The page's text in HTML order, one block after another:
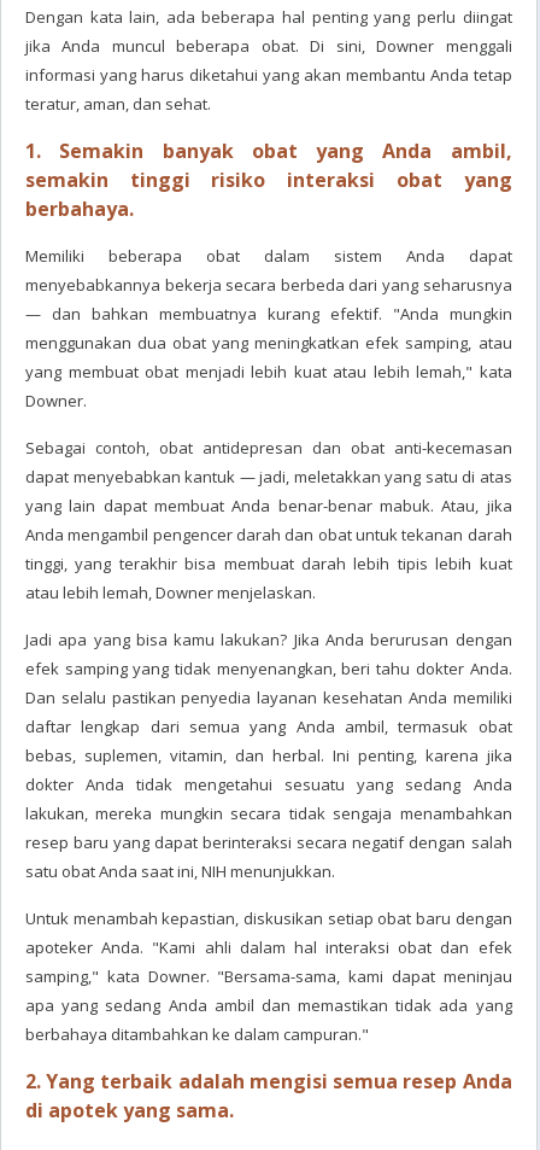
Dengan kata lain, ada beberapa hal penting yang perlu diingat
jika Anda muncul beberapa obat. Di sini, Downer menggali
informasi yang harus diketahui yang akan membantu Anda tetap
teratur, aman, dan sehat.
1. Semakin banyak obat yang Anda ambil,
semakin tinggi risiko interaksi obat yang
berbahaya.
Memiliki beberapa obat dalam sistem Anda dapat
menyebabkannya bekerja secara berbeda dari yang seharusnya
— dan bahkan membuatnya kurang efektif. "Anda mungkin
menggunakan dua obat yang meningkatkan efek samping, atau
yang membuat obat menjadi lebih kuat atau lebih lemah," kata
Downer.
Sebagai contoh, obat antidepresan dan obat anti-kecemasan
dapat menyebabkan kantuk — jadi, meletakkan yang satu di atas
yang lain dapat membuat Anda benar-benar mabuk. Atau, jika
Anda mengambil pengencer darah dan obat untuk tekanan darah
tinggi, yang terakhir bisa membuat darah lebih tipis lebih kuat
atau lebih lemah, Downer menjelaskan.
Jadi apa yang bisa kamu lakukan? Jika Anda berurusan dengan
efek samping yang tidak menyenangkan, beri tahu dokter Anda.
Dan selalu pastikan penyedia layanan kesehatan Anda memiliki
daftar lengkap dari semua yang Anda ambil, termasuk obat
bebas, suplemen, vitamin, dan herbal. Ini penting, karena jika
dokter Anda tidak mengetahui sesuatu yang sedang Anda
lakukan, mereka mungkin secara tidak sengaja menambahkan
resep baru yang dapat berinteraksi secara negatif dengan salah
satu obat Anda saat ini, NIH menunjukkan.
Untuk menambah kepastian, diskusikan setiap obat baru dengan
apoteker Anda. "Kami ahli dalam hal interaksi obat dan efek
samping," kata Downer. "Bersama-sama, kami dapat meninjau
apa yang sedang Anda ambil dan memastikan tidak ada yang
berbahaya ditambahkan ke dalam campuran."
2. Yang terbaik adalah mengisi semua resep Anda
di apotek yang sama.